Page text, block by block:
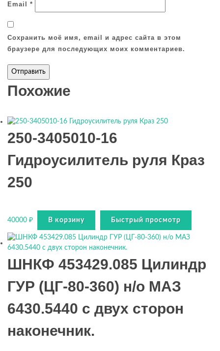
Email *
Сохранить моё имя, email и адрес сайта в этом
браузере для последующих моих комментариев.
Похожие
250-3405010-16
Гидроусилитель руля Краз
250
40000 ₽ В корзину Быстрый просмотр
ШНКФ 453429.085 Цилиндр
ГУР (ЦГ-80-360) н/о МАЗ
6430.5440 с двух сторон
наконечник.